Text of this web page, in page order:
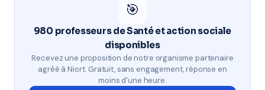
🎯
980 professeurs de Santé et action sociale
disponibles
Recevez une proposition de notre organisme partenaire
agréé à Niort. Gratuit, sans engagement, réponse en
moins d'une heure.